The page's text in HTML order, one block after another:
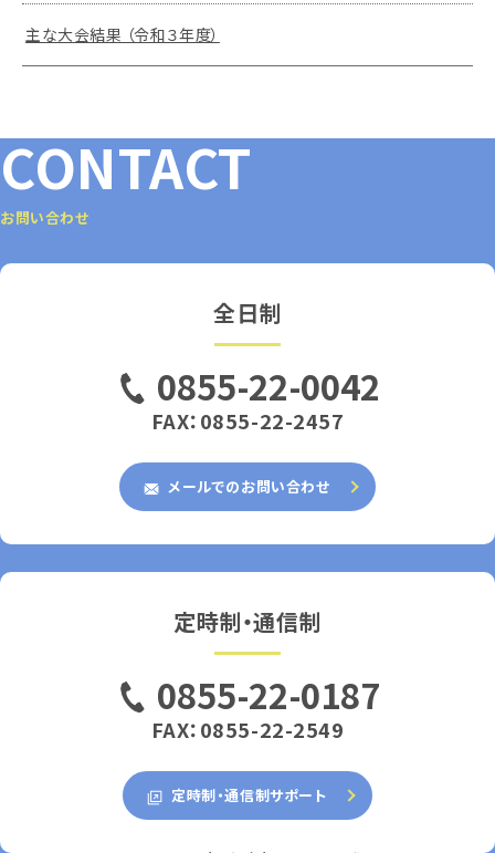
主な大会結果 （令和３年度）
CONTACT
お問い合わせ
全日制
0855-22-0042
FAX：0855-22-2457
メールでのお問い合わせ
定時制・通信制
0855-22-0187
FAX：0855-22-2549
定時制・通信制サポート